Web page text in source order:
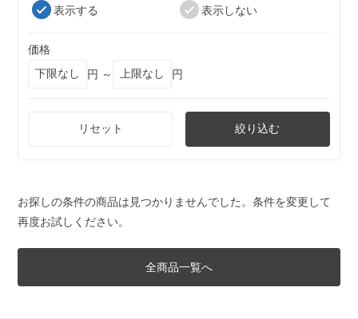
表示する
表示しない
価格
円 ～
円
リセット 絞り込む
お探しの条件の商品は見つかりませんでした。条件を変更して
再度お試しください。
全商品一覧へ